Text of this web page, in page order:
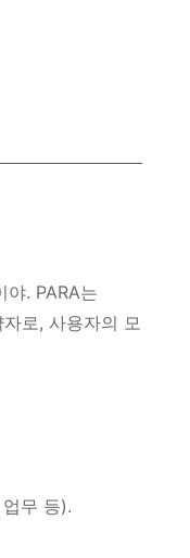
야. PARA는
로, 사용자의 모
무 등).